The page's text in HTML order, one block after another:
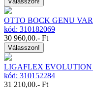
OTTO BOCK GENU
kód: 310182069
30 960,00.- Ft
Válasszon!
LIGAFLEX EVOLUTION
kód: 310152284
31 210,00.- Ft